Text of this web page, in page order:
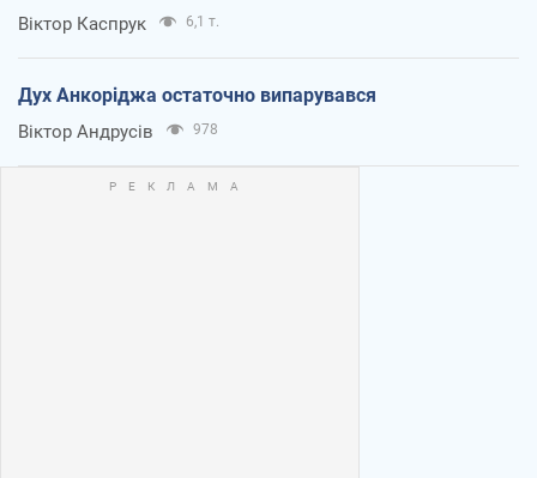
Віктор Каспрук 6,1 т.
Дух Анкоріджа остаточно випарувався
Віктор Андрусів 978